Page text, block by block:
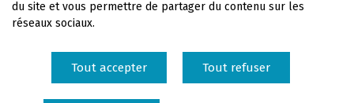
Soutenez l'école en versant votre taxe d'apprentissage au
du site et vous permettre de partager du contenu sur les
réseaux sociaux.
Tout accepter Tout refuser